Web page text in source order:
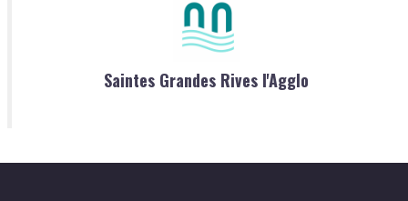
Saintes Grandes Rives l'Agglo